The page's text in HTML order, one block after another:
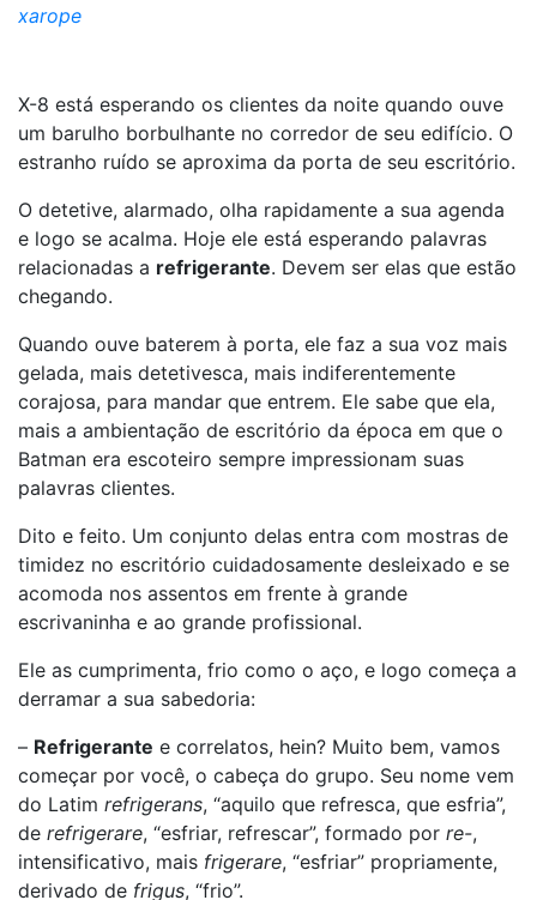
xarope
X-8 está esperando os clientes da noite quando ouve
um barulho borbulhante no corredor de seu edifício. O
estranho ruído se aproxima da porta de seu escritório.
O detetive, alarmado, olha rapidamente a sua agenda
e logo se acalma. Hoje ele está esperando palavras
relacionadas a refrigerante. Devem ser elas que estão
chegando.
Quando ouve baterem à porta, ele faz a sua voz mais
gelada, mais detetivesca, mais indiferentemente
corajosa, para mandar que entrem. Ele sabe que ela,
mais a ambientação de escritório da época em que o
Batman era escoteiro sempre impressionam suas
palavras clientes.
Dito e feito. Um conjunto delas entra com mostras de
timidez no escritório cuidadosamente desleixado e se
acomoda nos assentos em frente à grande
escrivaninha e ao grande profissional.
Ele as cumprimenta, frio como o aço, e logo começa a
derramar a sua sabedoria:
– Refrigerante e correlatos, hein? Muito bem, vamos
começar por você, o cabeça do grupo. Seu nome vem
do Latim refrigerans, “aquilo que refresca, que esfria”,
de refrigerare, “esfriar, refrescar”, formado por re-,
intensificativo, mais frigerare, “esfriar” propriamente,
derivado de frigus, “frio”.